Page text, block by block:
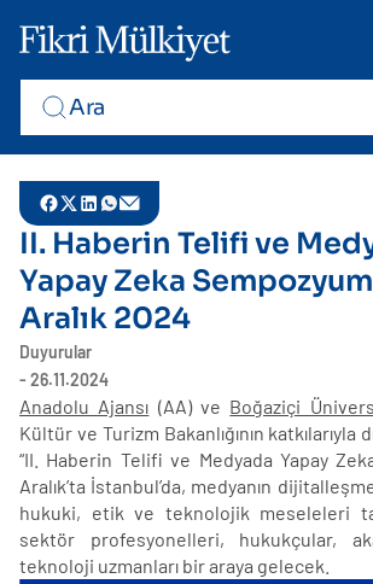
II. Haberin Telifi ve
Yapay Zeka
Aralık 2024
Duyurular
- 26.11.2024
Anadolu Ajansı (AA) ve Boğaziçi
Kültür ve Turizm Bakanlığının
“II. Haberin Telifi ve Medyada Yapay
Aralık’ta İstanbul’da, medyanın
hukuki, etik ve teknolojik meseleleri
sektör profesyonelleri, hukukçular,
teknoloji uzmanları bir araya gelecek.